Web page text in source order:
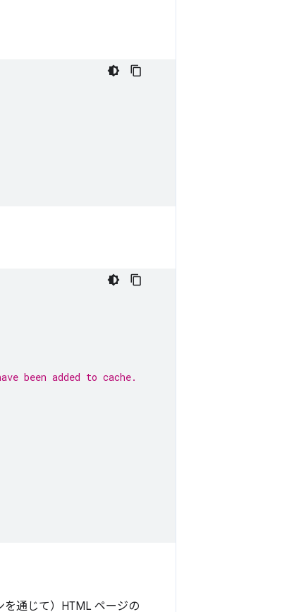
been added to cache.
通じて）HTML ページの